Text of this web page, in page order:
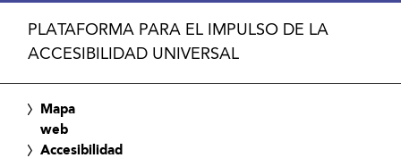
PLATAFORMA PARA EL IMPULSO DE LA
ACCESIBILIDAD UNIVERSAL
Mapa
web
Accesibilidad